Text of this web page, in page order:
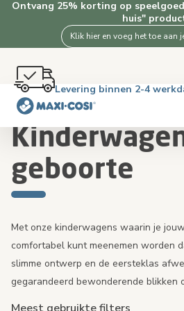
Ontvang 25% korting op
huis"
Klik hier en voeg het toe aan
Gratis verzending vanaf €50.
4.3★ van 1K+ tevreden
Levering binnen 2-4
Gratis retourneren binnen 100
Home Kinderwagens Kinderwagens vanaf
geboorte
Met onze kinderwagens waarin je
comfortabel kunt meenemen worden
slimme ontwerp en de eersteklas
gegarandeerd bewonderende blikken